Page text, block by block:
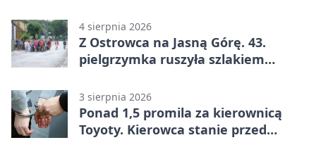
4 sierpnia 2026
Z Ostrowca na Jasną Górę. 43.
pielgrzymka ruszyła szlakiem
3 sierpnia 2026
Ponad 1,5 promila za kierownicą
Toyoty. Kierowca stanie przed